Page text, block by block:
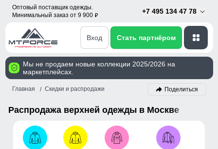
Оптовый поставщик одежды.
Минимальный заказ от 9 900 p
+7 495 134 47 78
Вход Стать партнёром
Мы не продаем новые коллекции 2025/2026 на
маркетплейсах.
Главная Скидки и распродажи Поделиться
Распродажа верхней одежды в Москве